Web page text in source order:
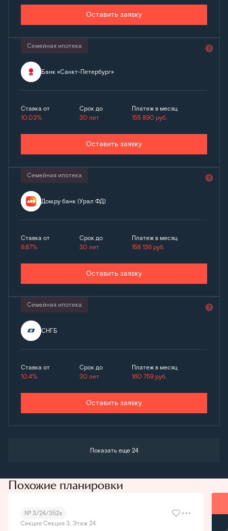
Оставить заявку
Семейная ипотека
Банк «Санкт-Петербург»
Ставка от
10.03%
Срок до
30 лет
Платеж в месяц
155 890руб.
Оставить заявку
Семейная ипотека
Дом.ру банк (Урал ФД)
Ставка от
9.87%
Срок до
30 лет
Платеж в месяц
158 136руб.
Оставить заявку
Семейная ипотека
СНГБ
Ставка от
10.4%
Срок до
30 лет
Платеж в месяц
160 759руб.
Оставить заявку
Показать еще 24
Похожие планировки
№ 3/24/352к
Секция Секция 3, Этаж 24